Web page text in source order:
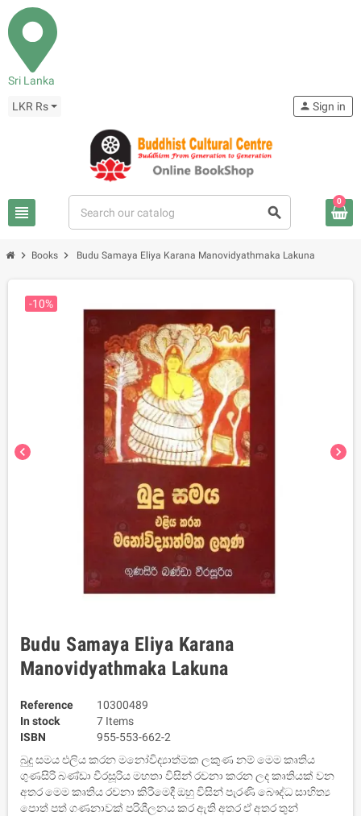
Sri Lanka
LKR Rs
view_headline search
person Sign in
0
chevron_right Books chevron_right Budu Samaya Eliya Karana Manovidyathmaka Lakuna
chevron_left chevron_right
-10%
Budu Samaya Eliya Karana
Manovidyathmaka Lakuna
Reference
10300489
In stock
7 Items
ISBN
955-553-662-2
බුදු සමය එලිය කරන මනෝවිද්‍යාත්මක ලකුණ නම් මෙම කෘතිය
ගුණසිරි බණ්ඩා වීරසූරිය මහතා විසින් රචනා කරන ලද කෘතියක් වන
අතර මෙම කෘතිය රචනා කිරීමෙදී ඔහු විසින් පැරණි බෞද්ධ සාහිත්‍ය
පොත් පත් ගණනාවක් පරිශීලනය කර ඇති අතර ඒ අතර තුන්